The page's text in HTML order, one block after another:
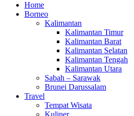
Home
Borneo
Kalimantan
Kalimantan Timur
Kalimantan Barat
Kalimantan Selatan
Kalimantan Tengah
Kalimantan Utara
Sabah – Sarawak
Brunei Darussalam
Travel
Tempat Wisata
Kuliner